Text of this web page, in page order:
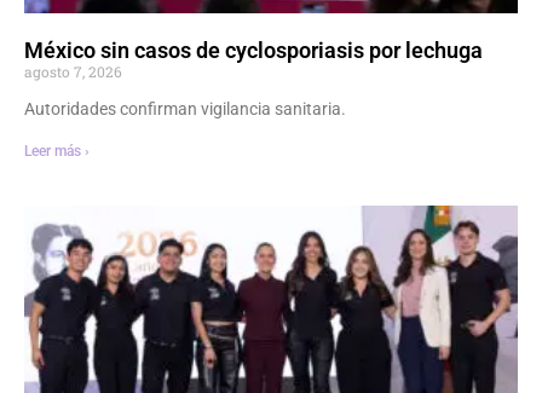
México sin casos de cyclosporiasis por lechuga
agosto 7, 2026
Autoridades confirman vigilancia sanitaria.
Leer más ›